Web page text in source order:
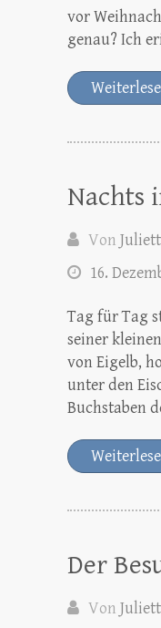
vor
genau? Ich
Nachts
Von
16.
Tag für Tag
seiner
von Eigelb,
unter den
Buchstaben
Der
Von